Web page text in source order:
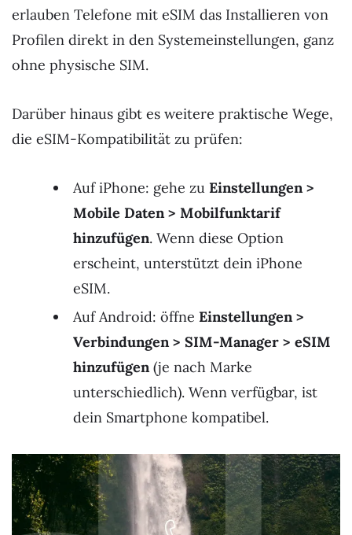
erlauben Telefone mit eSIM das Installieren von
Profilen direkt in den Systemeinstellungen, ganz
ohne physische SIM.
Darüber hinaus gibt es weitere praktische Wege,
die eSIM-Kompatibilität zu prüfen:
Auf iPhone: gehe zu Einstellungen >
Mobile Daten > Mobilfunktarif
hinzufügen. Wenn diese Option
erscheint, unterstützt dein iPhone
eSIM.
Auf Android: öffne Einstellungen >
Verbindungen > SIM-Manager > eSIM
hinzufügen(je nach Marke
unterschiedlich). Wenn verfügbar, ist
dein Smartphone kompatibel.